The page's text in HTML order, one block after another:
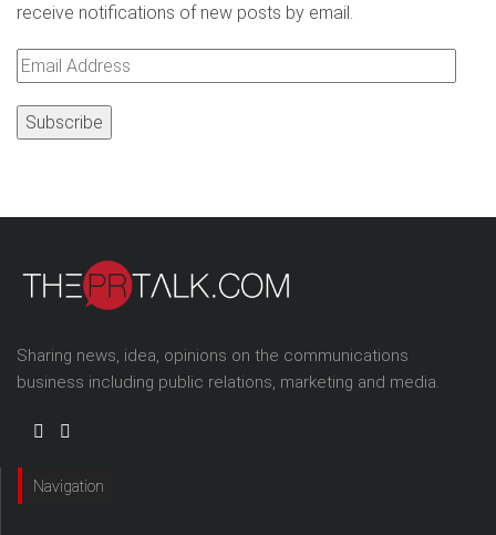
receive notifications of new posts by email.
Email
Sharing news, idea, opinions on the communications
business including public relations, marketing and media.
Navigation